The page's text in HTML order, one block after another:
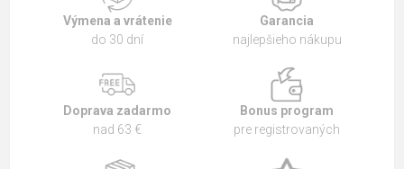
Výmena a vrátenie
do 30 dní
Garancia
najlepšieho nákupu
Doprava zadarmo
nad 63 €
Bonus program
pre registrovaných